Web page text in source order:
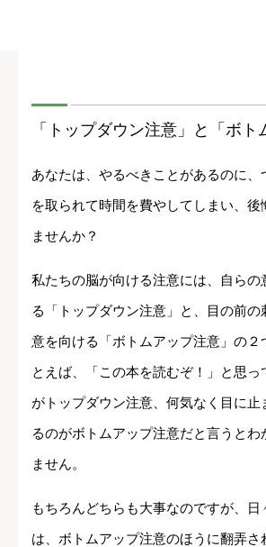
「トップダウン注意」と「ボト
あなたは、やるべきことがあるのに、
を取られて時間を費やしてしまい、後
ませんか？
私たちの脳が向ける注意には、自らの
る「トップダウン注意」と、目の前の
意を向ける「ボトムアップ注意」の２
とえば、「この本を読むぞ！」と思
がトップダウン注意、何気なく目に止
るのがボトムアップ注意だと言うとわ
ません。
もちろんどちらも大事なのですが、日
は、ボトムアップ注意のほうに翻弄さ